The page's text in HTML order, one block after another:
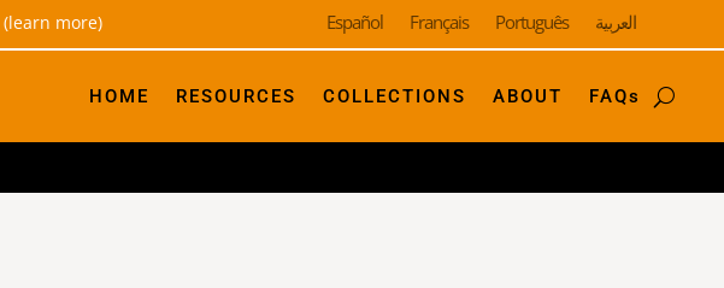
(learn more) Español Français Português العربية
HOME RESOURCES COLLECTIONS ABOUT FAQs